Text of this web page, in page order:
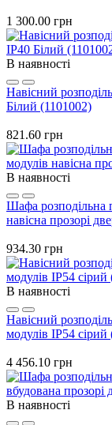
1 300.00 грн
В наявності
Навісний
Білий (1101002)
821.60 грн
В наявності
Шафа розподільна
навісна прозорі
934.30 грн
В наявності
Навісний
модулів IP54
4 456.10 грн
В наявності